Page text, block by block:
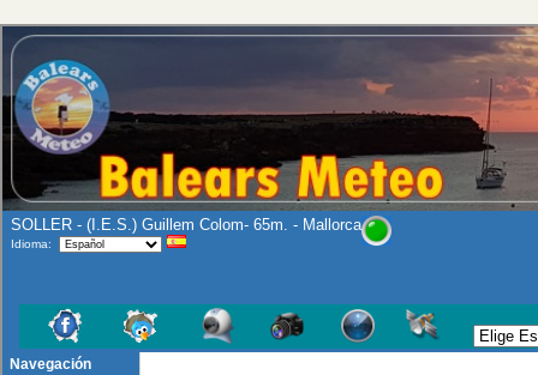
SOLLER - (I.E.S.) Guillem Colom- 65m. - Mallorca
Idioma:
Navegación